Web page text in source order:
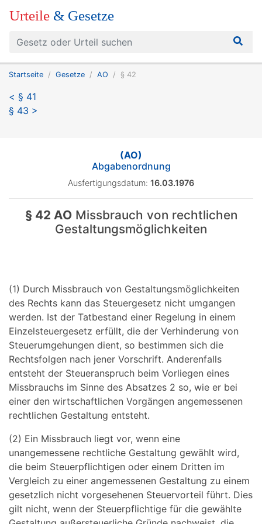
Urteile & Gesetze
Startseite Gesetze AO § 42
< § 41
§ 43 >
(AO)
Abgabenordnung
Ausfertigungsdatum: 16.03.1976
§ 42 AOMissbrauch von rechtlichen
Gestaltungsmöglichkeiten
(1) Durch Missbrauch von Gestaltungsmöglichkeiten
des Rechts kann das Steuergesetz nicht umgangen
werden. Ist der Tatbestand einer Regelung in einem
Einzelsteuergesetz erfüllt, die der Verhinderung von
Steuerumgehungen dient, so bestimmen sich die
Rechtsfolgen nach jener Vorschrift. Anderenfalls
entsteht der Steueranspruch beim Vorliegen eines
Missbrauchs im Sinne des Absatzes 2 so, wie er bei
einer den wirtschaftlichen Vorgängen angemessenen
rechtlichen Gestaltung entsteht.
(2) Ein Missbrauch liegt vor, wenn eine
unangemessene rechtliche Gestaltung gewählt wird,
die beim Steuerpflichtigen oder einem Dritten im
Vergleich zu einer angemessenen Gestaltung zu einem
gesetzlich nicht vorgesehenen Steuervorteil führt. Dies
gilt nicht, wenn der Steuerpflichtige für die gewählte